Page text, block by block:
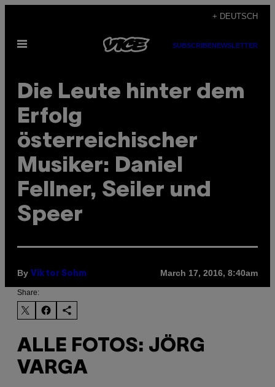
content
+ DEUTSCH
Open
SUBSCRIBENEWSLETTER
Die Leute hinter dem
Erfolg
österreichischer
Musiker: Daniel
Fellner, Seiler und
Speer
By Viktor Sohm March 17, 2016, 8:40am
Share:
ALLE FOTOS: JÖRG
VARGA